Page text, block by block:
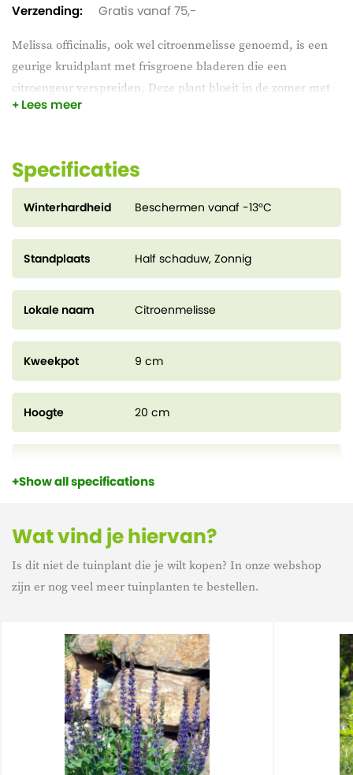
Melissa officinalis, ook wel citroenmelisse genoemd, is een
geurige kruidplant met frisgroene bladeren die een
citroengeur verspreiden. Deze plant bloeit in de zomer met
kleine witte tot gele bloemen en is ideaal voor het
goed in zonnige tot halfschaduwrijke plekken en goed
doorlatende grond.
Lees meer
Verzending:
Gratis vanaf 75,-
Specificaties
Winterhardheid Beschermen vanaf -13°C
Standplaats Half schaduw, Zonnig
Lokale naam Citroenmelisse
Kweekpot 9 cm
Hoogte 20 cm
Groenblijvend Groenblijvend
Show all specifications
Wat vind je hiervan?
Is dit niet de tuinplant die je wilt kopen? In onze webshop
zijn er nog veel meer tuinplanten te bestellen.